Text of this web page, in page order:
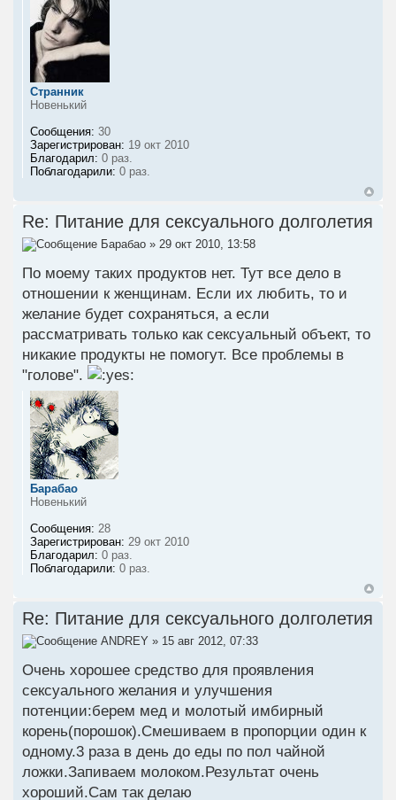
Странник
Новенький
Сообщения: 30
Зарегистрирован: 19 окт 2010
Благодарил: 0 раз.
Поблагодарили: 0 раз.
Re: Питание для сексуального долголетия
Барабао » 29 окт 2010, 13:58
По моему таких продуктов нет. Тут все дело в
отношении к женщинам. Если их любить, то и
желание будет сохраняться, а если
рассматривать только как сексуальный объект, то
никакие продукты не помогут. Все проблемы в
"голове".
Барабао
Новенький
Сообщения: 28
Зарегистрирован: 29 окт 2010
Благодарил: 0 раз.
Поблагодарили: 0 раз.
Re: Питание для сексуального долголетия
ANDREY » 15 авг 2012, 07:33
Очень хорошее средство для проявления
сексуального желания и улучшения
потенции:берем мед и молотый имбирный
корень(порошок).Смешиваем в пропорции один к
одному.3 раза в день до еды по пол чайной
ложки.Запиваем молоком.Результат очень
хороший.Сам так делаю